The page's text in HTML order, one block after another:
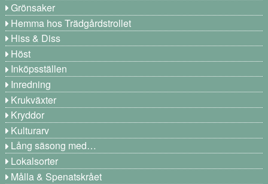
Grönsaker
Hemma hos Trädgårdstrollet
Hiss & Diss
Höst
Inköpsställen
Inredning
Krukväxter
Kryddor
Kulturarv
Lång säsong med…
Lokalsorter
Målla & Spenatskrået